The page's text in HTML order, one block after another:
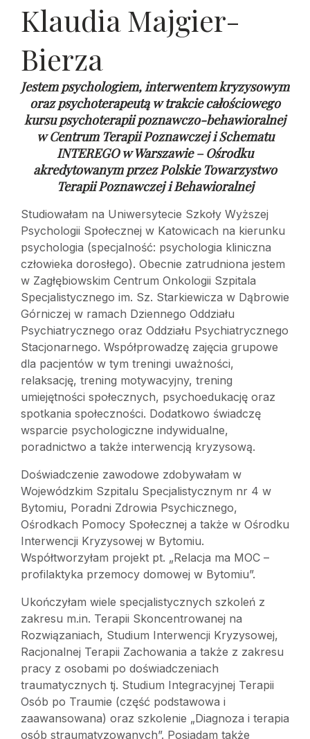
Klaudia Majgier-
Bierza
Jestem psychologiem, interwentem kryzysowym
oraz psychoterapeutą w trakcie całościowego
kursu psychoterapii poznawczo-behawioralnej
wCentrum Terapii Poznawczej i Schematu
INTEREGO w Warszawie – Ośrodku
akredytowanym przez Polskie Towarzystwo
Terapii Poznawczej i Behawioralnej
Studiowałam na Uniwersytecie Szkoły Wyższej
Psychologii Społecznej w Katowicach na kierunku
psychologia (specjalność: psychologia kliniczna
człowieka dorosłego). Obecnie zatrudniona jestem
w Zagłębiowskim Centrum Onkologii Szpitala
Specjalistycznego im. Sz. Starkiewicza w Dąbrowie
Górniczej w ramach Dziennego Oddziału
Psychiatrycznego oraz Oddziału Psychiatrycznego
Stacjonarnego. Współprowadzę zajęcia grupowe
dla pacjentów w tym treningi uważności,
relaksację, trening motywacyjny, trening
umiejętności społecznych, psychoedukację oraz
spotkania społeczności. Dodatkowo świadczę
wsparcie psychologiczne indywidualne,
poradnictwo a także interwencją kryzysową.
Doświadczenie zawodowe zdobywałam w
Wojewódzkim Szpitalu Specjalistycznym nr 4 w
Bytomiu, Poradni Zdrowia Psychicznego,
Ośrodkach Pomocy Społecznej a także w Ośrodku
Interwencji Kryzysowej w Bytomiu.
Współtworzyłam projekt pt. „Relacja ma MOC –
profilaktyka przemocy domowej w Bytomiu”.
Ukończyłam wiele specjalistycznych szkoleń z
zakresu m.in. Terapii Skoncentrowanej na
Rozwiązaniach, Studium Interwencji Kryzysowej,
Racjonalnej Terapii Zachowania a także z zakresu
pracy z osobami po doświadczeniach
traumatycznych tj. Studium Integracyjnej Terapii
Osób po Traumie (część podstawowa i
zaawansowana) oraz szkolenie „Diagnoza i terapia
osób straumatyzowanych”. Posiadam także